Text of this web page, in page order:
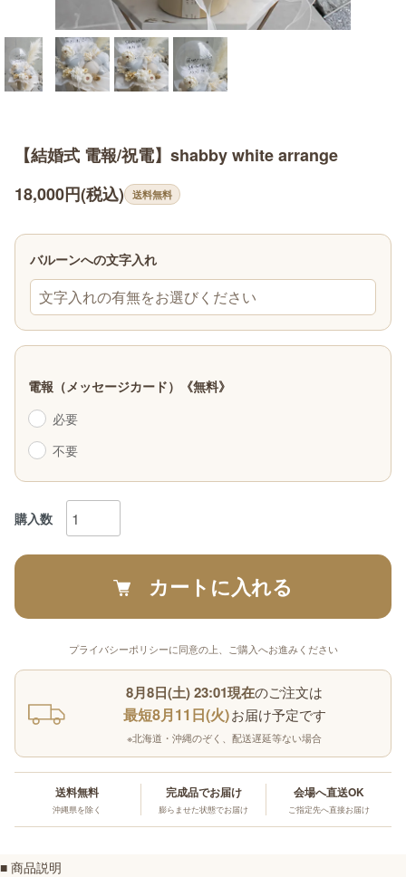
【結婚式 電報/祝電】shabby white arrange
18,000円(税込)
送料無料
バルーンへの文字入れ
文字入れの有無をお選びください
電報（メッセージカード）《無料》
必要
不要
購入数
カートに入れる
プライバシーポリシーに同意の上、ご購入へお進みください
8月8日(土) 23:01現在のご注文は
最短8月11日(火)お届け予定です
※北海道・沖縄のぞく、配送遅延等ない場合
送料無料
沖縄県を除く
完成品でお届け
膨らませた状態でお届け
会場へ直送OK
ご指定先へ直接お届け
■ 商品説明